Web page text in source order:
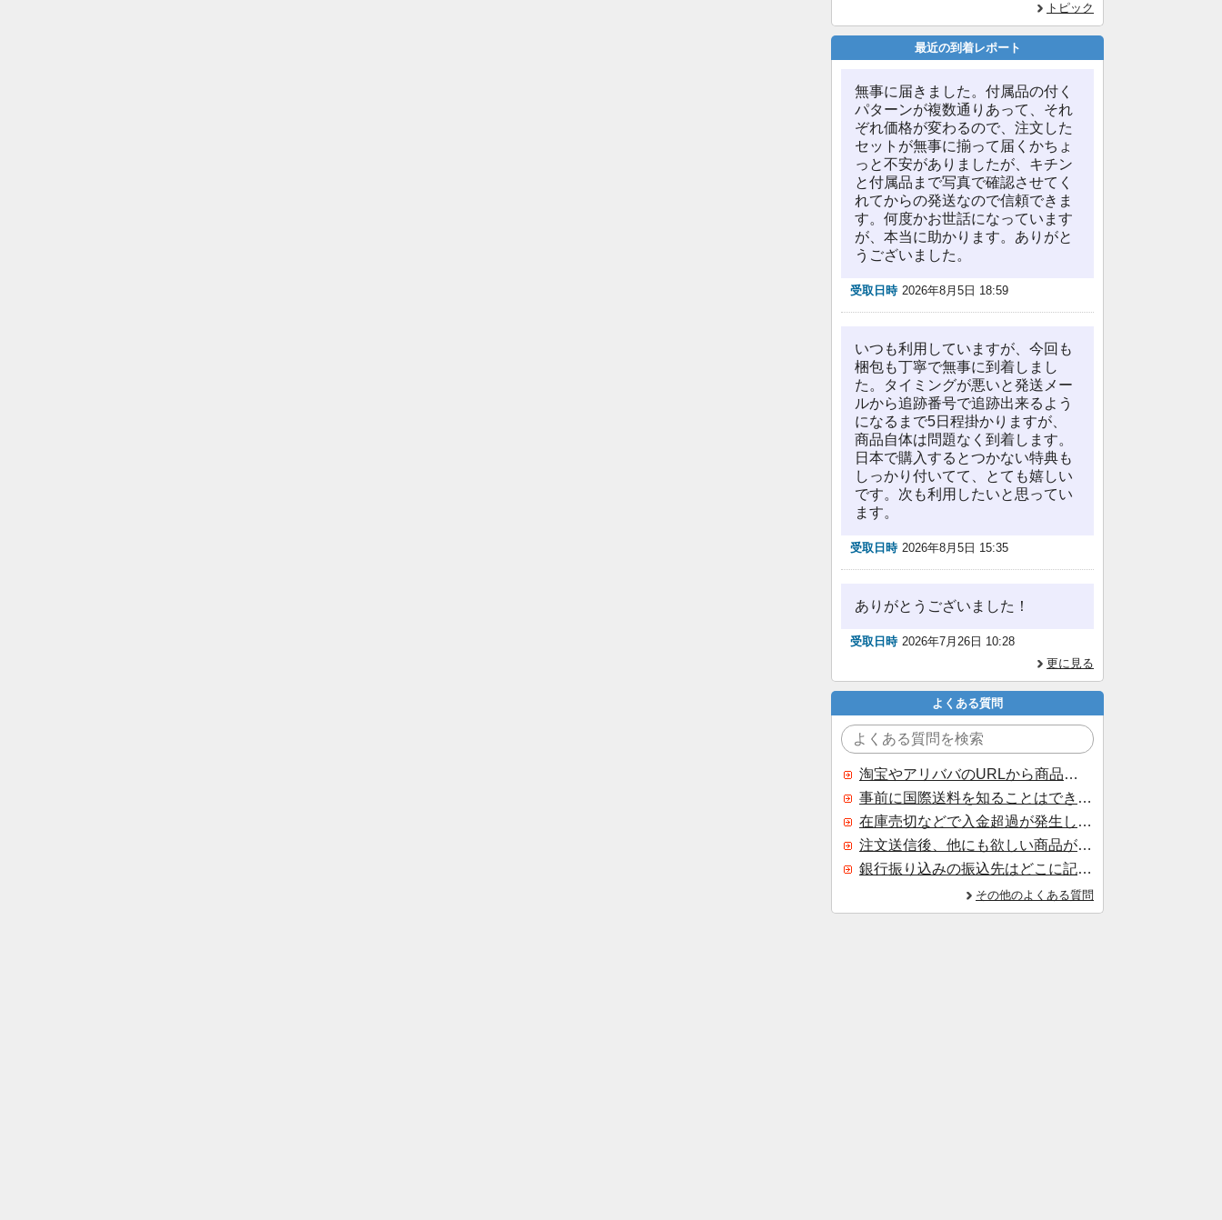
トピック
最近の到着レポート
無事に届きました。付属品の付く
パターンが複数通りあって、それ
ぞれ価格が変わるので、注文した
セットが無事に揃って届くかちょ
っと不安がありましたが、キチン
と付属品まで写真で確認させてく
れてからの発送なので信頼できま
す。何度かお世話になっています
が、本当に助かります。ありがと
うございました。
受取日時 2026年8月5日 18:59
いつも利用していますが、今回も
梱包も丁寧で無事に到着しまし
た。タイミングが悪いと発送メー
ルから追跡番号で追跡出来るよう
になるまで5日程掛かりますが、
商品自体は問題なく到着します。
日本で購入するとつかない特典も
しっかり付いてて、とても嬉しい
です。次も利用したいと思ってい
ます。
受取日時 2026年8月5日 15:35
ありがとうございました！
受取日時 2026年7月26日 10:28
更に見る
よくある質問
淘宝やアリババのURLから商品を探すことはできますか？
事前に国際送料を知ることはできますか？
在庫売切などで入金超過が発生した場合はいつ返金されますか？
注文送信後、他にも欲しい商品が見つかった場合、追加注文できますか？
銀行振り込みの振込先はどこに記載されていますか？
その他のよくある質問